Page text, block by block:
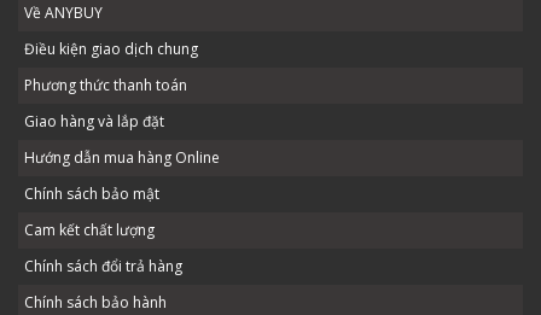
Về ANYBUY
Điều kiện giao dịch chung
Phương thức thanh toán
Giao hàng và lắp đặt
Hướng dẫn mua hàng Online
Chính sách bảo mật
Cam kết chất lượng
Chính sách đổi trả hàng
Chính sách bảo hành